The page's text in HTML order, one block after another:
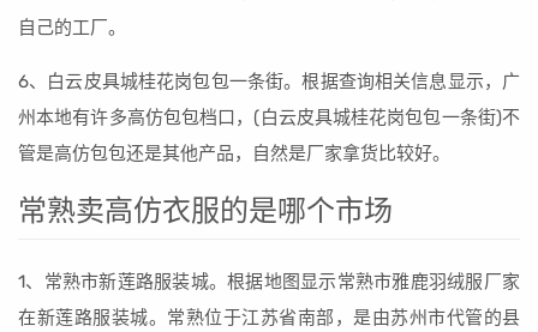
自己的工厂。
6、白云皮具城桂花岗包包一条街。根据查询相关信息显示，广
州本地有许多高仿包包档口，(白云皮具城桂花岗包包一条街)不
管是高仿包包还是其他产品，自然是厂家拿货比较好。
常熟卖高仿衣服的是哪个市场
1、常熟市新莲路服装城。根据地图显示常熟市雅鹿羽绒服厂家
在新莲路服装城。常熟位于江苏省南部，是由苏州市代管的县